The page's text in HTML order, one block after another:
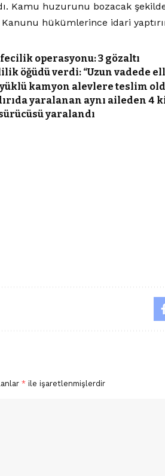
Kamu huzurunu bozacak
Kanunu hükümlerince idari
operasyonu: 3 gözaltı
öğüdü verdi: “Uzun vadede
kamyon alevlere teslim
yaralanan aynı aileden
yaralandı
* ile işaretlenmişlerdir